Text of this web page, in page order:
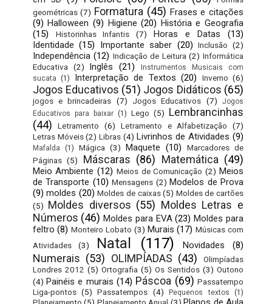
geométricas (7) Formatura (45) Frases e citações
(9) Halloween (9) Higiene (20) História e Geografia
(15)
Historinhas Infantis (7) Horas e Datas
(13)
Identidade (15) Importante saber (20) Inclusão (2)
Independência (12) Indicação de Leitura (2) Informática
Educativa
(2) Inglês (21)
Instrumentos Musicais com
sucata
(1) Interpretação de Textos (20) Inverno (6)
Jogos Educativos (51) Jogos Didáticos (65)
jogos e brincadeiras (7) Jogos Educativos (7)
Jogos
Educativos para baixar (1) Lego (5) Lembrancinhas
(44)
Letramento (6) Letramento e Alfabetização
(7)
Letras Móveis (2) Libras (4) Livrinhos de Atividades (9)
Mafalda (1) Mágica (3) Maquete (10)
Marcadores de
Páginas (5) Máscaras (86) Matemática (49)
Meio Ambiente (12) Meios de Comunicação (2) Meios
de Transporte (10) Mensagens (2) Modelos de Prova
(9) moldes (20) Moldes de caixas (5) Moldes de cartões
(5) Moldes diversos (55) Moldes Letras e
Números (46) Moldes para EVA (23) Moldes para
feltro (8) Monteiro Lobato (3) Murais (17) Músicas com
Atividades
(3) Natal (117) Novidades (8)
Numerais (53) OLIMPÍADAS (43)
Olimpíadas
Londres 2012 (5) Ortografia (5) Os Sentidos (3) Outono
(4) Painéis e murais (14) Páscoa (69) Passatempo
Liga-pontos (5) Passatempos (4) Pequenos textos (1)